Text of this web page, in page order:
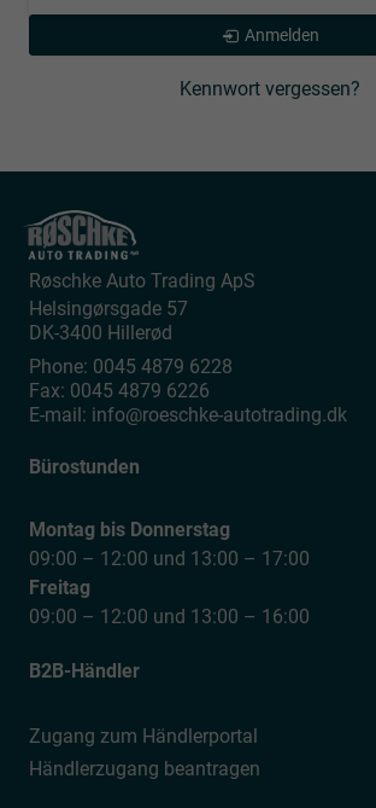
Anmelden
Kennwort vergessen?
Røschke Auto Trading ApS
Helsingørsgade 57
DK-3400 Hillerød
Phone: 0045 4879 6228
Fax: 0045 4879 6226
E-mail: info@roeschke-autotrading.dk
Bürostunden
Montag bis Donnerstag
09:00 – 12:00 und 13:00 – 17:00
Freitag
09:00 – 12:00 und 13:00 – 16:00
B2B-Händler
Zugang zum Händlerportal
Händlerzugang beantragen